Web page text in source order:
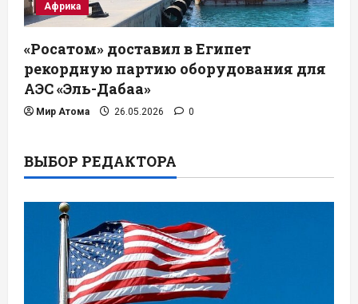
Африка
«Росатом» доставил в Египет
рекордную партию оборудования для
АЭС «Эль-Дабаа»
Мир Атома 26.05.2026 0
ВЫБОР РЕДАКТОРА